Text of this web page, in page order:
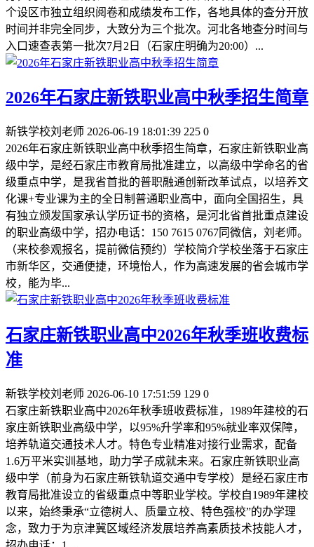
个设区市独立组织阅卷和成绩发布工作，各地具体的查分开放
时间并非完全同步，大致分为三个批次。河北各地查分时间与
入口速查表第一批次7月2日（石家庄明确为20:00）...
2026年石家庄新铁职业高中秋季招生简章
新铁学校刘老师 2026-06-19 18:01:39 225 0
2026年石家庄新铁职业高中秋季招生简章，石家庄新铁职业高
级中学，是经石家庄市教育局批准建立，以高级中学命名的省
级重点中学，是我省首批的普职融通创新改革试点，以培养文
化课+专业课为主的全日制普通职业高中，面向全国招生，具
有独立颁发国家承认学历证书的资格，是河北省首批重点建设
的职业高级中学，招办电话：150 7615 0767同微信，刘老师。
（来校参观报名，提前微信预约）学校简介学校坐落于石家庄
市新华区，交通便捷，环境怡人，作为高速发展的省会城市学
校，能为毕...
石家庄新铁职业高中2026年秋季班收费标
准
新铁学校刘老师 2026-06-10 17:51:59 129 0
石家庄新铁职业高中2026年秋季班收费标准，1989年建校的石
家庄新铁职业高级中学，以95%升学率和95%就业率双保障，
培养轨道交通技术人才。特色专业精准对接行业需求，配备
1.6万平米实训基地，助力学子成就未来。石家庄新铁职业高
级中学（前身为石家庄新铁轨道交通中专学校）是经石家庄市
教育局批准设立的省级重点中等职业学校。学校自1989年建校
以来，始终秉承“立德树人、质量立校、特色强校”的办学理
念，致力于为京津冀区域经济发展培养高素质技术技能人才，